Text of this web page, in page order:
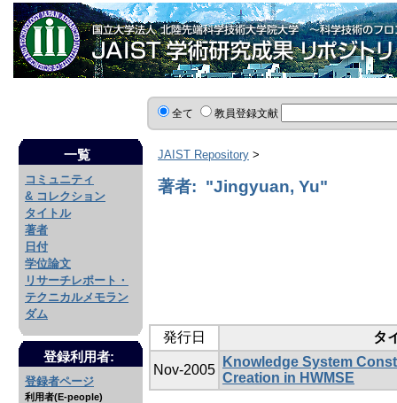
全て 教員登録文献
一覧
コミュニティ
& コレクション
タイトル
著者
日付
学位論文
リサーチレポート・
テクニカルメモラン
ダム
登録利用者:
登録者ページ
利用者(E-people)
JAIST Repository >
著者: "Jingyuan, Yu"
発行日 タ
Nov-2005
Knowledge System
Creation in HWMSE